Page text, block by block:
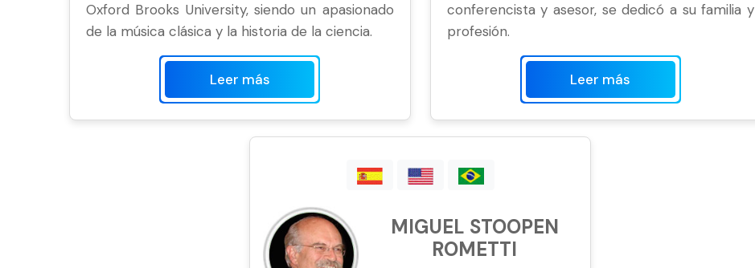
Oxford Brooks University, siendo un apasionado
de la música clásica y la historia de la ciencia.
Leer más
conferencista y asesor, se dedicó a su familia y
profesión.
Leer más
MIGUEL STOOPEN
ROMETTI